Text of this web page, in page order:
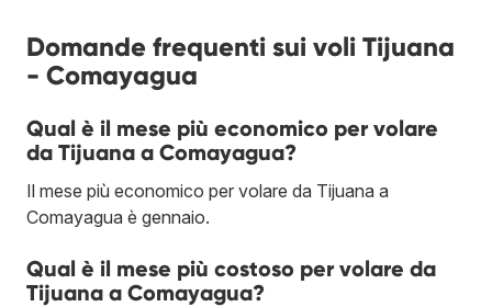
Domande frequenti sui voli Tijuana
- Comayagua
Qual è il mese più economico per volare
da Tijuana a Comayagua?
Il mese più economico per volare da Tijuana a
Comayagua è gennaio.
Qual è il mese più costoso per volare da
Tijuana a Comayagua?